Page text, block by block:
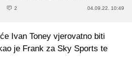
2 04.09.22. 10:49
Ivan Toney vjerovatno biti
je Frank za Sky Sports te